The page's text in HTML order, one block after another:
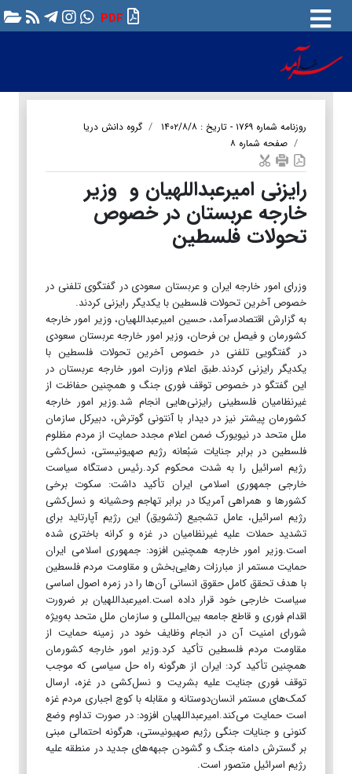
PDF
روزنامه شماره ۱۷۶۹ - تاریخ : ۱۴۰۲/۸/۸
گروه دانش دریا
صفحه شماره ۸
رایزنی امیرعبداللهیان و وزیر
خارجه عربستان در خصوص
تحولات فلسطین
وزرای امور خارجه ایران و عربستان سعودی در گفتگوی تلفنی در
خصوص آخرین تحولات فلسطین با یکدیگر رایزنی کردند.
به گزارش اقتصادسرآمد، حسین امیرعبداللهیان، وزیر امور خارجه
کشورمان و فیصل بن فرحان، وزیر امور خارجه عربستان سعودی
در گفتگویی تلفنی در خصوص آخرین تحولات فلسطین با
یکدیگر رایزنی کردند.طبق اعلام وزارت امور خارجه عربستان در
این گفتگو در خصوص توقف فوری جنگ و همچنین حفاظت از
غیرنظامیان فلسطینی رایزنی‌هایی انجام شد.وزیر امور خارجه
کشورمان پیشتر نیز در دیدار با آنتونی گوترش، دبیرکل سازمان
ملل متحد در نیویورک ضمن اعلام مجدد حمایت از مردم مظلوم
فلسطین در برابر جنایات سَبُعانه رژیم صهیونیستی، نسل‌کشی
رژیم اسرائیل را به شدت محکوم کرد.رئیس دستگاه سیاست
خارجی جمهوری اسلامی ایران تأکید داشت: سکوت برخی
کشورها و همراهی آمریکا در برابر تهاجم وحشیانه و نسل‌کشی
رژیم اسرائیل، عامل تشجیع (تشویق) این رژیم آپارتاید برای
تشدید حملات علیه غیرنظامیان در غزه و کرانه باختری شده
است.وزیر امور خارجه همچنین افزود: جمهوری اسلامی ایران
حمایت مستمر از مبارزات رهایی‌بخش و مقاومت مردم فلسطین
با هدف تحقق کامل حقوق انسانی آن‌ها را در زمره اصول اساسی
سیاست خارجی خود قرار داده است.امیرعبداللهیان بر ضرورت
اقدام فوری و قاطع جامعه بین‌المللی و سازمان ملل متحد به‌ویژه
شورای امنیت آن در انجام وظایف خود در زمینه حمایت از
مقاومت مردم فلسطین تأکید کرد.وزیر امور خارجه کشورمان
همچنین تأکید کرد: ایران از هرگونه راه حل سیاسی که موجب
توقف فوری جنایت علیه بشریت و نسل‌کشی در غزه، ارسال
کمک‌های مستمر انسان‌دوستانه و مقابله با کوچ اجباری مردم غزه
است حمایت می‌کند.امیرعبداللهیان افزود: در صورت تداوم وضع
کنونی و جنایات جنگی رژیم صهیونیستی، هرگونه احتمالی مبنی
بر گسترش دامنه جنگ و گشودن جبهه‌های جدید در منطقه علیه
رژیم اسرائیل متصور است.